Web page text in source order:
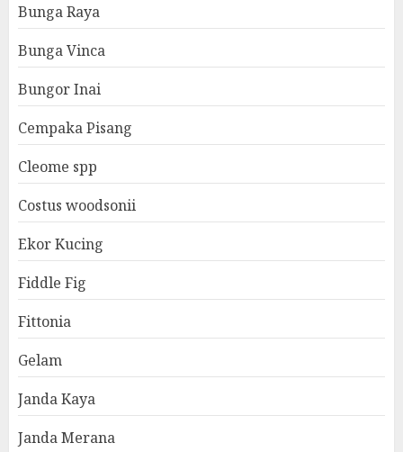
Bunga Raya
Bunga Vinca
Bungor Inai
Cempaka Pisang
Cleome spp
Costus woodsonii
Ekor Kucing
Fiddle Fig
Fittonia
Gelam
Janda Kaya
Janda Merana